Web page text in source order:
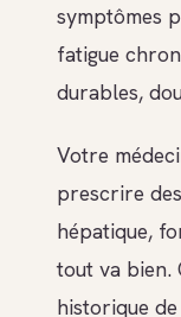
symptômes
fatigue
durables,
Votre
prescrire des
hépatique,
tout va bien.
historique